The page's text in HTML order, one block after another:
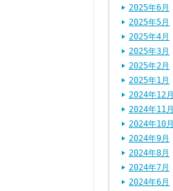
2025年6月
2025年5月
2025年4月
2025年3月
2025年2月
2025年1月
2024年12月
2024年11月
2024年10月
2024年9月
2024年8月
2024年7月
2024年6月